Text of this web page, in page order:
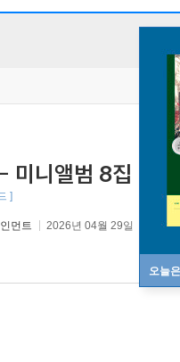
오늘
니앨범 8집 :
]
먼트 2026년 04월 29일